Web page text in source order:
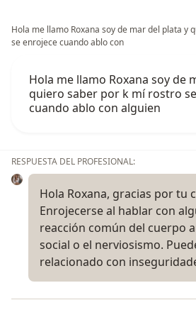
Hola me llamo Roxana soy de mar del plata y
se enrojece cuando ablo con
Hola me llamo Roxana soy de
quiero saber por k mí rostro
cuando ablo con alguien
RESPUESTA DEL PROFESIONAL:
Hola Roxana, gracias por tu
Enrojecerse al hablar con
reacción común del cuerpo
social o el nerviosismo.
relacionado con